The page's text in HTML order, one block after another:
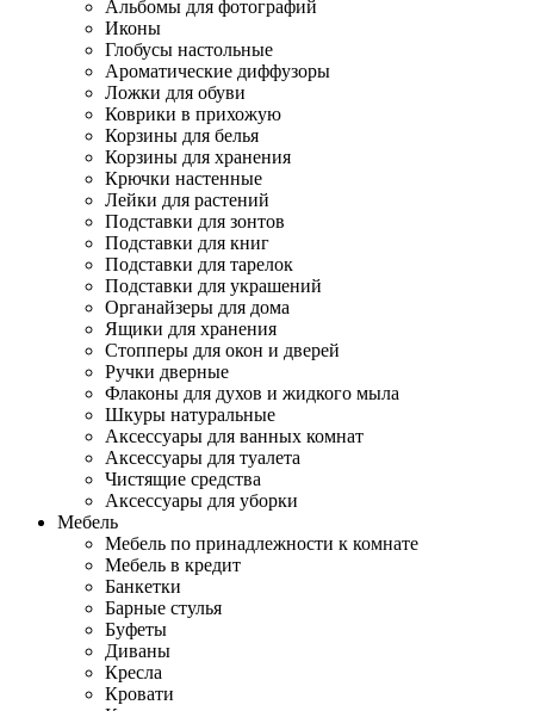
Альбомы для фотографий
Иконы
Глобусы настольные
Ароматические диффузоры
Ложки для обуви
Коврики в прихожую
Корзины для белья
Корзины для хранения
Крючки настенные
Лейки для растений
Подставки для зонтов
Подставки для книг
Подставки для тарелок
Подставки для украшений
Органайзеры для дома
Ящики для хранения
Стопперы для окон и дверей
Ручки дверные
Флаконы для духов и жидкого мыла
Шкуры натуральные
Аксессуары для ванных комнат
Аксессуары для туалета
Чистящие средства
Аксессуары для уборки
Мебель
Мебель по принадлежности к комнате
Мебель в кредит
Банкетки
Барные стулья
Буфеты
Диваны
Кресла
Кровати